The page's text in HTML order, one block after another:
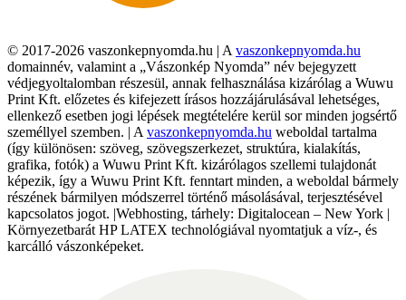
© 2017-2026 vaszonkepnyomda.hu | A vaszonkepnyomda.hu
domainnév, valamint a „Vászonkép Nyomda” név bejegyzett
védjegyoltalomban részesül, annak felhasználása kizárólag a Wuwu
Print Kft. előzetes és kifejezett írásos hozzájárulásával lehetséges,
ellenkező esetben jogi lépések megtételére kerül sor minden jogsértő
személlyel szemben. | A vaszonkepnyomda.hu weboldal tartalma
(így különösen: szöveg, szövegszerkezet, struktúra, kialakítás,
grafika, fotók) a Wuwu Print Kft. kizárólagos szellemi tulajdonát
képezik, így a Wuwu Print Kft. fenntart minden, a weboldal bármely
részének bármilyen módszerrel történő másolásával, terjesztésével
kapcsolatos jogot. |Webhosting, tárhely: Digitalocean – New York |
Környezetbarát HP LATEX technológiával nyomtatjuk a víz-, és
karcálló vászonképeket.